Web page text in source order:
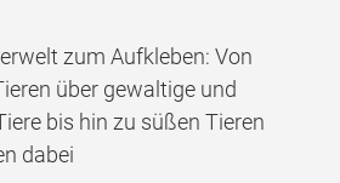
zum Aufkleben: Von
über gewaltige und
bis hin zu süßen Tieren
dabei